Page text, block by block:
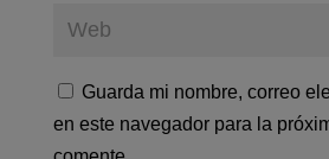
Guarda mi nombre, correo
en este navegador para la